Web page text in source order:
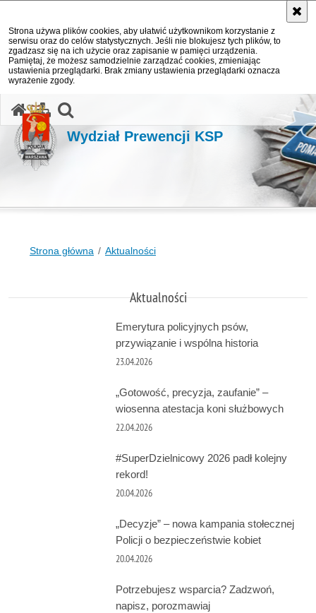
Strona używa plików cookies, aby ułatwić użytkownikom korzystanie z
serwisu oraz do celów statystycznych. Jeśli nie blokujesz tych plików, to
zgadzasz się na ich użycie oraz zapisanie w pamięci urządzenia.
Pamiętaj, że możesz samodzielnie zarządzać cookies, zmieniając
ustawienia przeglądarki. Brak zmiany ustawienia przeglądarki oznacza
wyrażenie zgody.
Wydział Prewencji KSP
Strona główna Aktualności
Aktualności
Emerytura policyjnych psów,
przywiązanie i wspólna historia
23.04.2026
„Gotowość, precyzja, zaufanie” –
wiosenna atestacja koni służbowych
22.04.2026
#SuperDzielnicowy 2026 padł kolejny
rekord!
20.04.2026
„Decyzje” – nowa kampania stołecznej
Policji o bezpieczeństwie kobiet
20.04.2026
Potrzebujesz wsparcia? Zadzwoń,
napisz, porozmawiaj